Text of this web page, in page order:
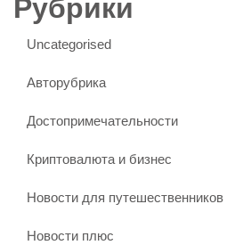
Рубрики
Uncategorised
Авторубрика
Достопримечательности
Криптовалюта и бизнес
Новости для путешественников
Новости плюс